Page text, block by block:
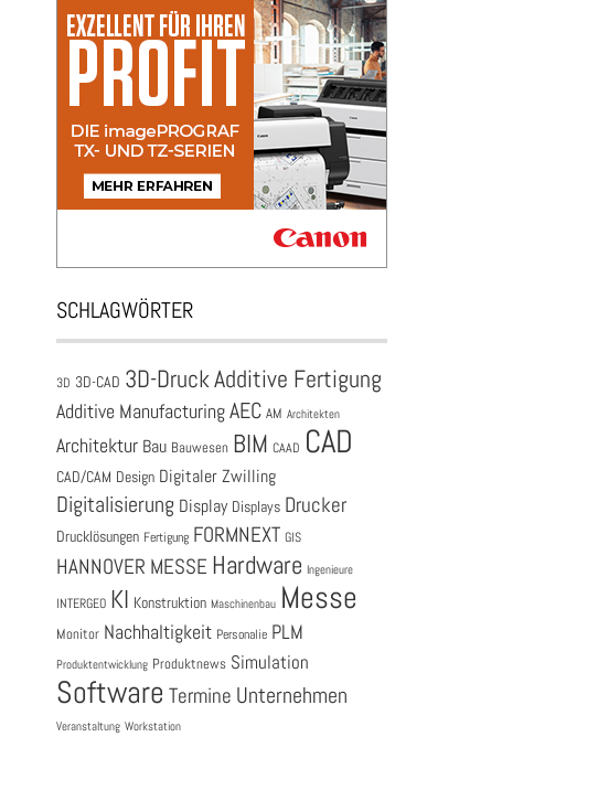
SCHLAGWÖRTER
3D 3D-CAD 3D-DruckAdditive Fertigung
Additive ManufacturingAEC AM Architekten
Architektur Bau Bauwesen BIM CAAD CAD
CAD/CAM Design Digitaler Zwilling
Digitalisierung Display Displays Drucker
Drucklösungen Fertigung FORMNEXT GIS
HANNOVER MESSE Hardware Ingenieure
INTERGEO KI Konstruktion Maschinenbau Messe
Monitor Nachhaltigkeit Personalie PLM
Produktentwicklung Produktnews Simulation
Software Termine Unternehmen
Veranstaltung Workstation